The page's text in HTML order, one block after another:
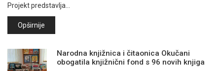
Projekt predstavlja…
Opširnije
Narodna knjižnica i čitaonica Okučani
obogatila knjižnični fond s 96 novih knjiga